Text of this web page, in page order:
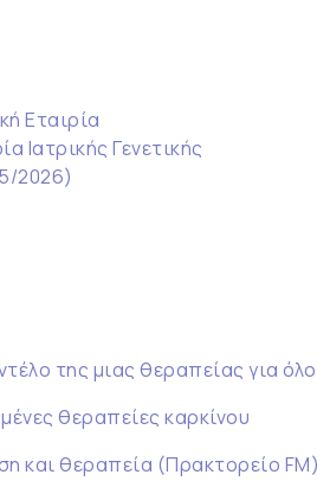
Εταιρία
Ιατρικής Γενετικής
2026)
της μιας θεραπείας για
θεραπείες καρκίνου
και θεραπεία (Πρακτορείο FM)